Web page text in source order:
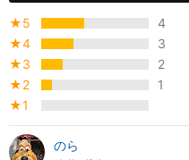
★5
4
★4
3
★3
2
★2
1
★1
のら